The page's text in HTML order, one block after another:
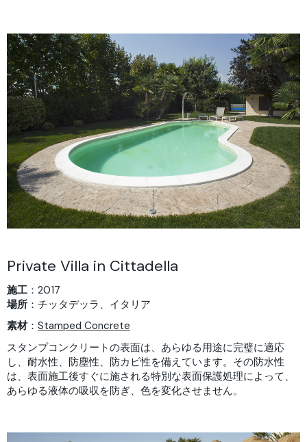
Private Villa in Cittadella
施工 ：2017
場所 ：チッタデッラ、イタリア
素材： Stamped Concrete
スタンプコンクリートの表面は、あらゆる用途に完璧に適応
し、耐水性、防塵性、防カビ性を備えています。その防水性
は、表面施工後すぐに施される特別な表面保護処理によって、
あらゆる液体の吸収を防ぎ、色を変化させません。